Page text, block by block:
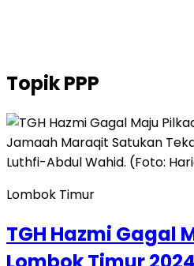
TopikPPP
Lombok Timur
TGH Hazmi Gagal